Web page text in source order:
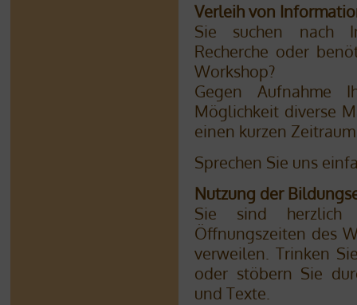
Verleih von
Sie suchen nach
Recherche oder
Workshop?
Gegen Aufnahme
Möglichkeit diverse
einen kurzen
Sprechen Sie uns
Nutzung der
Sie sind herzlich
Öffnungszeiten des
verweilen. Trinken
oder stöbern Sie
und Texte.